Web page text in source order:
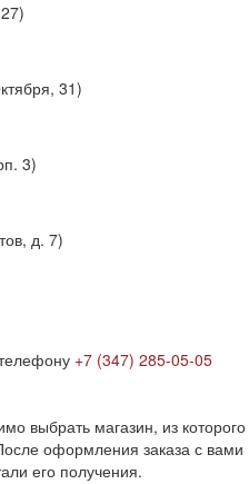
31)
3)
д. 7)
+7 (347) 285-05-05
выбрать магазин, из которого
оформления заказа с вами
его получения.